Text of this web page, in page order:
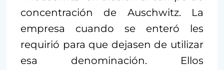
concentración de Auschwitz. La
empresa cuando se enteró les
requirió para que dejasen de utilizar
esa denominación. Ellos